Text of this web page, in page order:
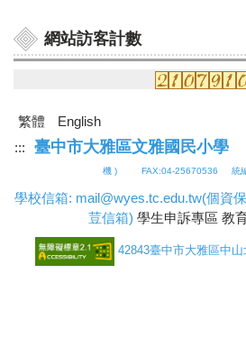
網站訪客計數
繁體
English
:::
臺中市大雅區文雅國民小學
機 ) FAX:04-25670536 統編
學校信箱: mail@wyes.tc.edu.tw(個資
荳信箱) 學生申訴專區 教
42843臺中市大雅區中